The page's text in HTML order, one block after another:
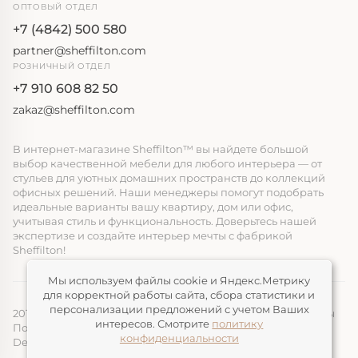
ОПТОВЫЙ ОТДЕЛ
+7 (4842) 500 580
partner@sheffilton.com
РОЗНИЧНЫЙ ОТДЕЛ
+7 910 608 82 50
zakaz@sheffilton.com
В интернет-магазине Sheffilton™ вы найдете большой
выбор качественной мебели для любого интерьера — от
стульев для уютных домашних пространств до коллекций
офисных решений. Наши менеджеры помогут подобрать
идеальные варианты вашу квартиру, дом или офис,
учитывая стиль и функциональность. Доверьтесь нашей
экспертизе и создайте интерьер мечты с фабрикой
Sheffilton!
2014-2026, ООО «ЭЛМАТ», Sheffilton™ Все права защищены
Политика конфиденциальности
Devimax
— Создание и продвижение сайтов
Мы используем файлы cookie и Яндекс.Метрику
для корректной работы сайта, сбора статистики и
персонализации предложений с учетом Ваших
интересов. Смотрите политику
конфиденциальности